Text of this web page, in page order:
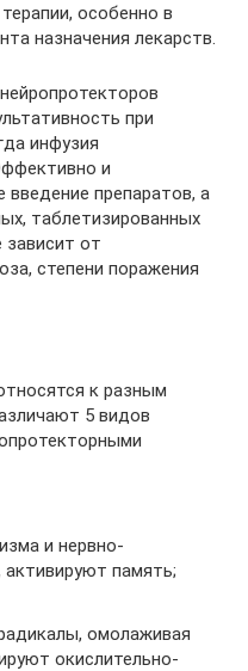
особенно в
назначения лекарств.
при
инфузия
и
препаратов, а
таблетизированных
зависит от
степени поражения
к разным
5 видов
и нервно-
активируют память;
омолаживая
окислительно-